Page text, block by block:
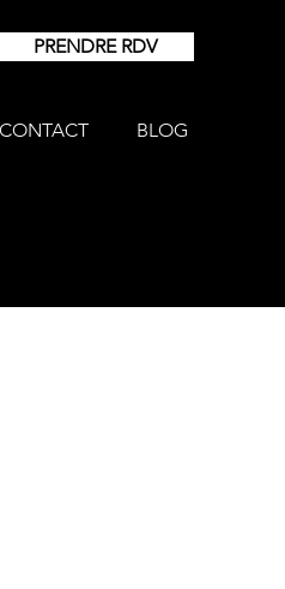
PRENDRE RDV
CONTACT BLOG